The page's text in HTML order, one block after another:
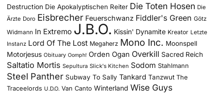
Destruction Die Apokalyptischen Reiter Die Toten Hosen Die
Ärzte Doro Eisbrecher Feuerschwanz Fiddler's Green Götz
Widmann In Extremo J.B.O. Kissin' Dynamite Kreator Letzte
Instanz Lord Of The Lost Megaherz Mono Inc. Moonspell
Motorjesus Obituary Oomph! Orden Ogan Overkill Sacred Reich
Saltatio Mortis Sepultura Slick's Kitchen Sodom Stahlmann
Steel Panther Subway To Sally Tankard Tanzwut The
Traceelords U.D.O. Van Canto Winterland Wise Guys